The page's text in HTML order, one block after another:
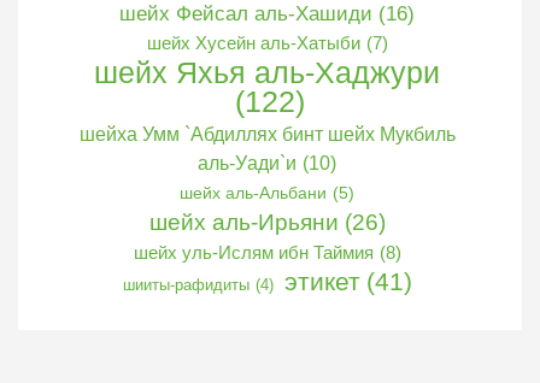
шейх Фейсал аль-Хашиди (16)
шейх Хусейн аль-Хатыби (7)
шейх Яхья аль-Хаджури
(122)
шейха Умм `Абдиллях бинт шейх Мукбиль
аль-Уади`и (10)
шейх аль-Альбани (5)
шейх аль-Ирьяни (26)
шейх уль-Ислям ибн Таймия (8)
шииты-рафидиты (4) этикет (41)